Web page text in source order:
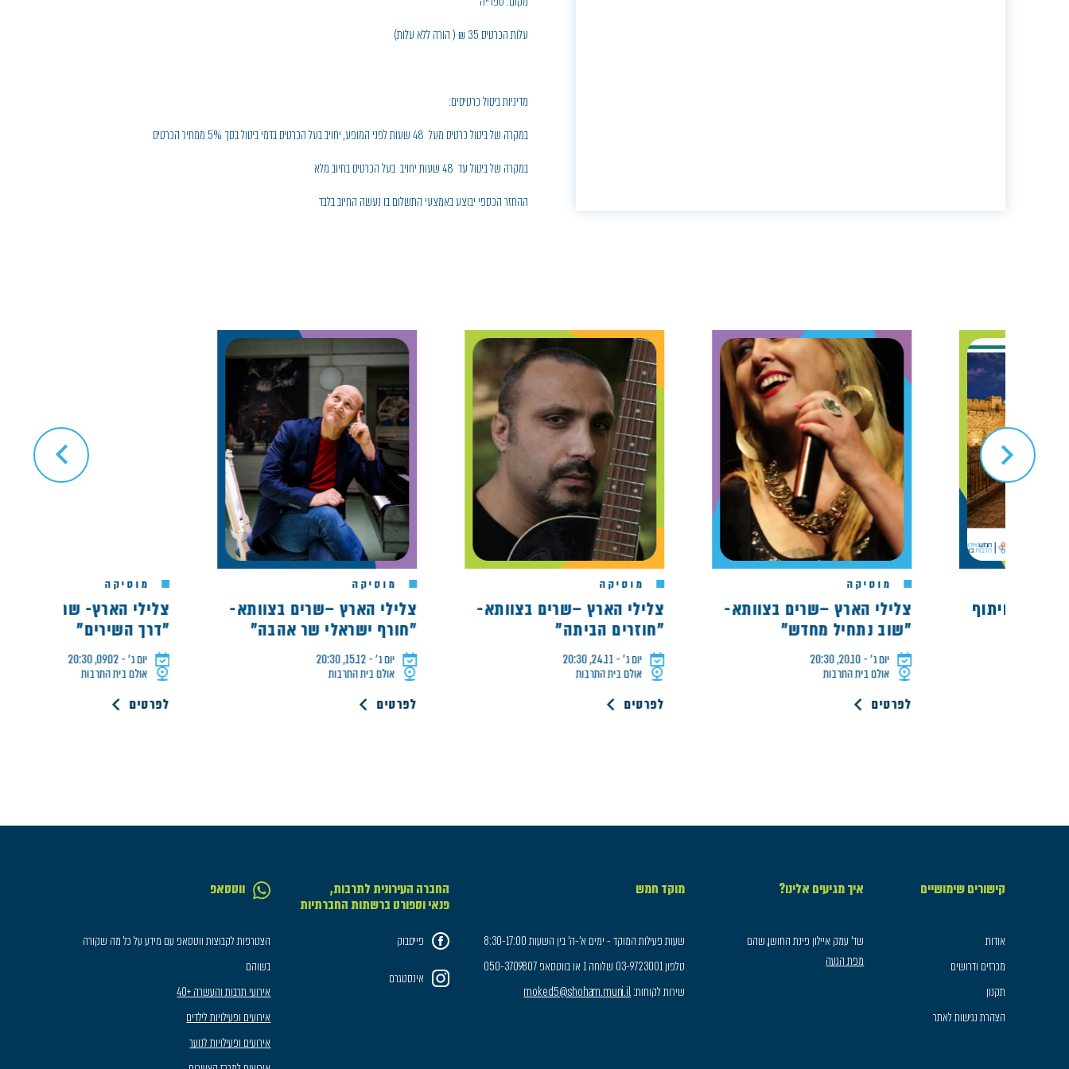
עלות הכרטיס 35 ₪ ( הורה ללא עלות)
מדיניות ביטול כרטיסים:
במקרה של ביטול כרטיס מעל 48 שעות לפני המופע, יחויב בעל הכרטיס בדמי ביטול בסך 5% ממחיר הכרטיס
במקרה של ביטול עד 48 שעות יחויב בעל הכרטיס בחיוב מלא
ההחזר הכספי יבוצע באמצעי התשלום בו נעשה החיוב בלבד
מוסיקה
צלילי הארץ –שרים בצוותא-
"שוב נתחיל מחדש"
יום ג׳ - 20.10, 20:30
אולם בית התרבות
לפרטים
מוסיקה
צלילי הארץ –שרים בצוותא-
"חוזרים הביתה"
יום ג׳ - 24.11, 20:30
אולם בית התרבות
לפרטים
מוסיקה
צלילי הארץ –שרים בצוותא-
"חורף ישראלי שר אהבה"
יום ג׳ - 15.12, 20:30
אולם בית התרבות
לפרטים
מוסיקה
צלילי הארץ- שרים בצוותא-
"דרך השירים"
יום ג׳ - 09.02, 20:30
אולם בית התרבות
לפרטים
קישורים שימושיים
אודות
מכרזים ודרושים
תקנון
הצהרת נגישות לאתר
איך מגיעים אלינו?
שד׳ עמק איילון פינת החושן, שהם
מפת הגעה
מוקד חמש
שעות פעילות המוקד - ימים א'-ה' בין השעות 8:30-17:00
טלפון 03-9723001 שלוחה 1 או בווטסאפ 050-3709807
שירות לקוחות:moked5@shoham.muni.il
החברה העירונית לתרבות,
פנאי וספורט ברשתות החברתיות
פייסבוק
אינסטגרם
ווטסאפ
הצטרפות לקבוצות ווטסאפ עם מידע על כל מה שקורה
בשוהם
אירועי תרבות והעשרה +40
אירועים ופעילויות לילדים
אירועים ופעילויות לנוער